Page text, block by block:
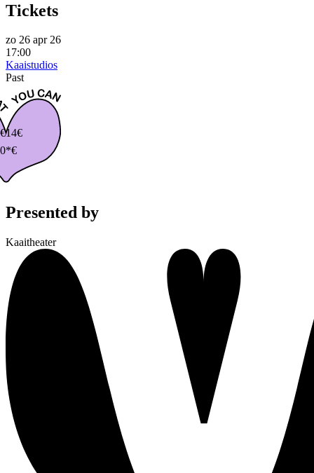
Tickets
zo 26 apr 26
17:00
Kaaistudios
Past
14€
Presented by
Kaaitheater